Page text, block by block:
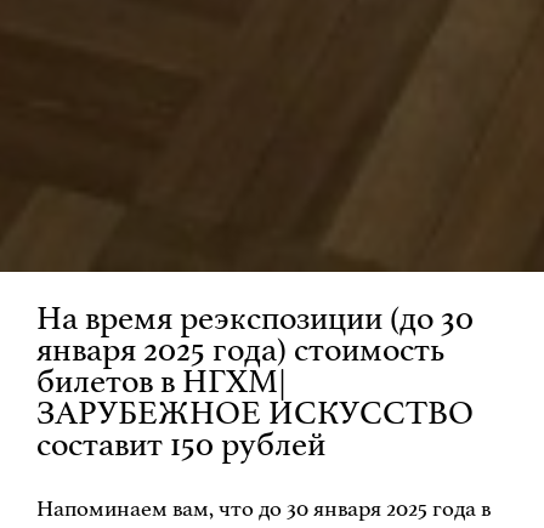
На время реэкспозиции (до 30
января 2025 года) стоимость
билетов в НГХМ|
ЗАРУБЕЖНОЕ ИСКУССТВО
составит 150 рублей
Напоминаем вам, что до 30 января 2025 года в